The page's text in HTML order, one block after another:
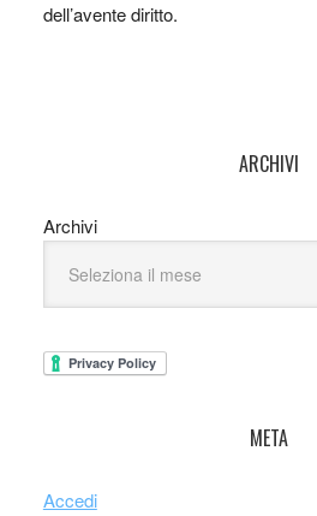
dell’avente diritto.
ARCHIVI
Archivi
META
Accedi